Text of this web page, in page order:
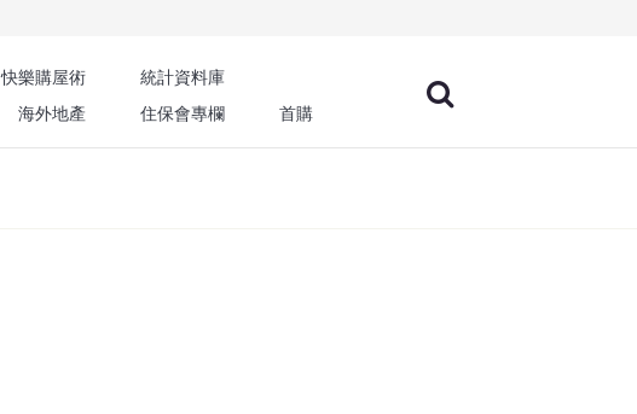
快樂購屋術
統計資料庫
海外地產 住保會專欄 首購